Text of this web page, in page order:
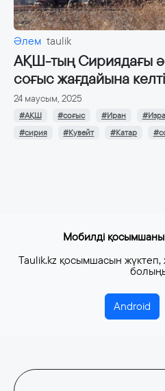
Әлем taulik
АҚШ-тың Сириядағы
соғыс жағдайына
24 маусым, 2025
#АҚШ #соғыс #Иран
#сирия
#Кувейт #Катар
Мобилді
Taulik.kz қосымшасын
Android